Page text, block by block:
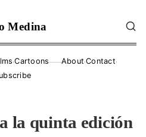
Medina
·Cartoons——About·Contact·
la quinta edición